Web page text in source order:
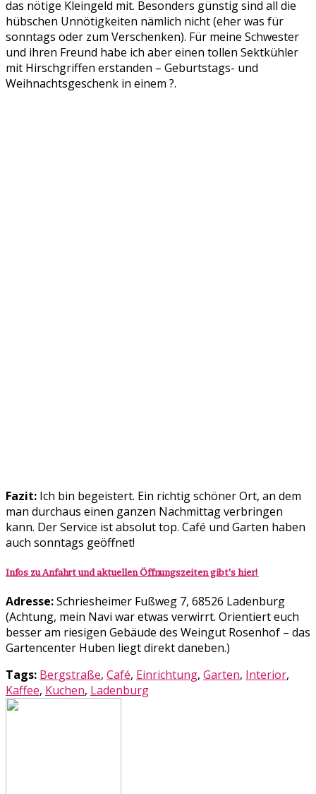
das nötige Kleingeld mit. Besonders günstig sind all die
hübschen Unnötigkeiten nämlich nicht (eher was für
sonntags oder zum Verschenken). Für meine Schwester
und ihren Freund habe ich aber einen tollen Sektkühler
mit Hirschgriffen erstanden – Geburtstags- und
Weihnachtsgeschenk in einem ?.
Fazit: Ich bin begeistert. Ein richtig schöner Ort, an dem
man durchaus einen ganzen Nachmittag verbringen
kann. Der Service ist absolut top. Café und Garten haben
auch sonntags geöffnet!
Infos zu Anfahrt und aktuellen Öffnungszeiten gibt’s hier!
Adresse:Schriesheimer Fußweg 7, 68526 Ladenburg
(Achtung, mein Navi war etwas verwirrt. Orientiert euch
besser am riesigen Gebäude des Weingut Rosenhof – das
Gartencenter Huben liegt direkt daneben.)
Tags: Bergstraße, Café, Einrichtung, Garten, Interior,
Kaffee, Kuchen, Ladenburg